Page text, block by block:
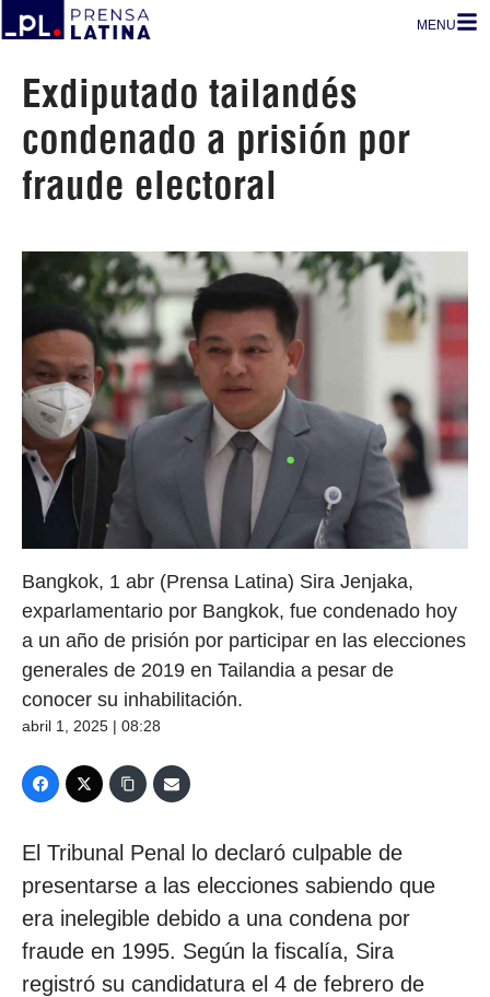
MENU
Exdiputado tailandés
condenado a prisión por
fraude electoral
Bangkok, 1 abr (Prensa Latina) Sira Jenjaka,
exparlamentario por Bangkok, fue condenado hoy
a un año de prisión por participar en las elecciones
generales de 2019 en Tailandia a pesar de
conocer su inhabilitación.
abril 1, 2025 | 08:28
El Tribunal Penal lo declaró culpable de
presentarse a las elecciones sabiendo que
era inelegible debido a una condena por
fraude en 1995. Según la fiscalía, Sira
registró su candidatura el 4 de febrero de